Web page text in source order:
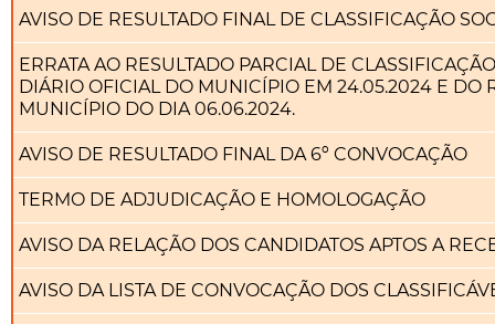
AVISO DE RESULTADO FINAL DE CLASSIFICAÇÃO
ERRATA AO RESULTADO PARCIAL DE
DIÁRIO OFICIAL DO MUNICÍPIO EM 24.05.2024 E DO
MUNICÍPIO DO DIA 06.06.2024.
AVISO DE RESULTADO FINAL DA 6º CONVOCAÇÃO
TERMO DE ADJUDICAÇÃO E HOMOLOGAÇÃO
AVISO DA RELAÇÃO DOS CANDIDATOS APTOS A
AVISO DA LISTA DE CONVOCAÇÃO DOS